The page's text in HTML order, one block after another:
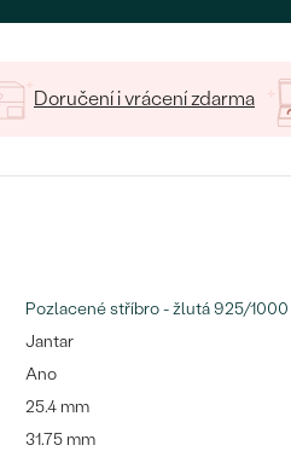
Doručení i vrácení zdarma
Pozlacené stříbro - žlutá 925/1000
Jantar
Ano
25.4 mm
31.75 mm